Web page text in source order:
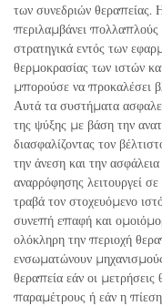
των συνεδριών θεραπείας.
περιλαμβάνει πολλαπλούς
στρατηγικά εντός των
θερμοκρασίας των ιστών
μπορούσε να προκαλέσει
Αυτά τα συστήματα
της ψύξης με βάση την
διασφαλίζοντας τον
την άνεση και την
αναρρόφησης λειτουργεί
τραβά τον στοχευόμενο
συνεπή επαφή και
ολόκληρη την περιοχή
ενσωματώνουν
θεραπεία εάν οι
παραμέτρους ή εάν η